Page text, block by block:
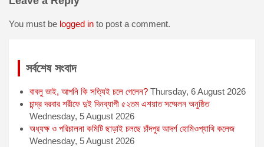
o
g
A
p
r
You must be logged in to post a comment.
সর্বশেষ সংবাদ
বাবলু ভাই, আপনি কি সত্যিই চলে গেলেন? Thursday, 6 August 2026
চান্দ্র দরবার শরীফে দুই দিনব্যাপী ৫২তম এশয়াত সম্মেলন অনুষ্ঠিত
Wednesday, 5 August 2026
অধ্যক্ষ ও পরিচালনা কমিটি ছাড়াই চলছে চাঁদপুর আদর্শ হোমিওপ্যাথি কলেজ
Wednesday, 5 August 2026